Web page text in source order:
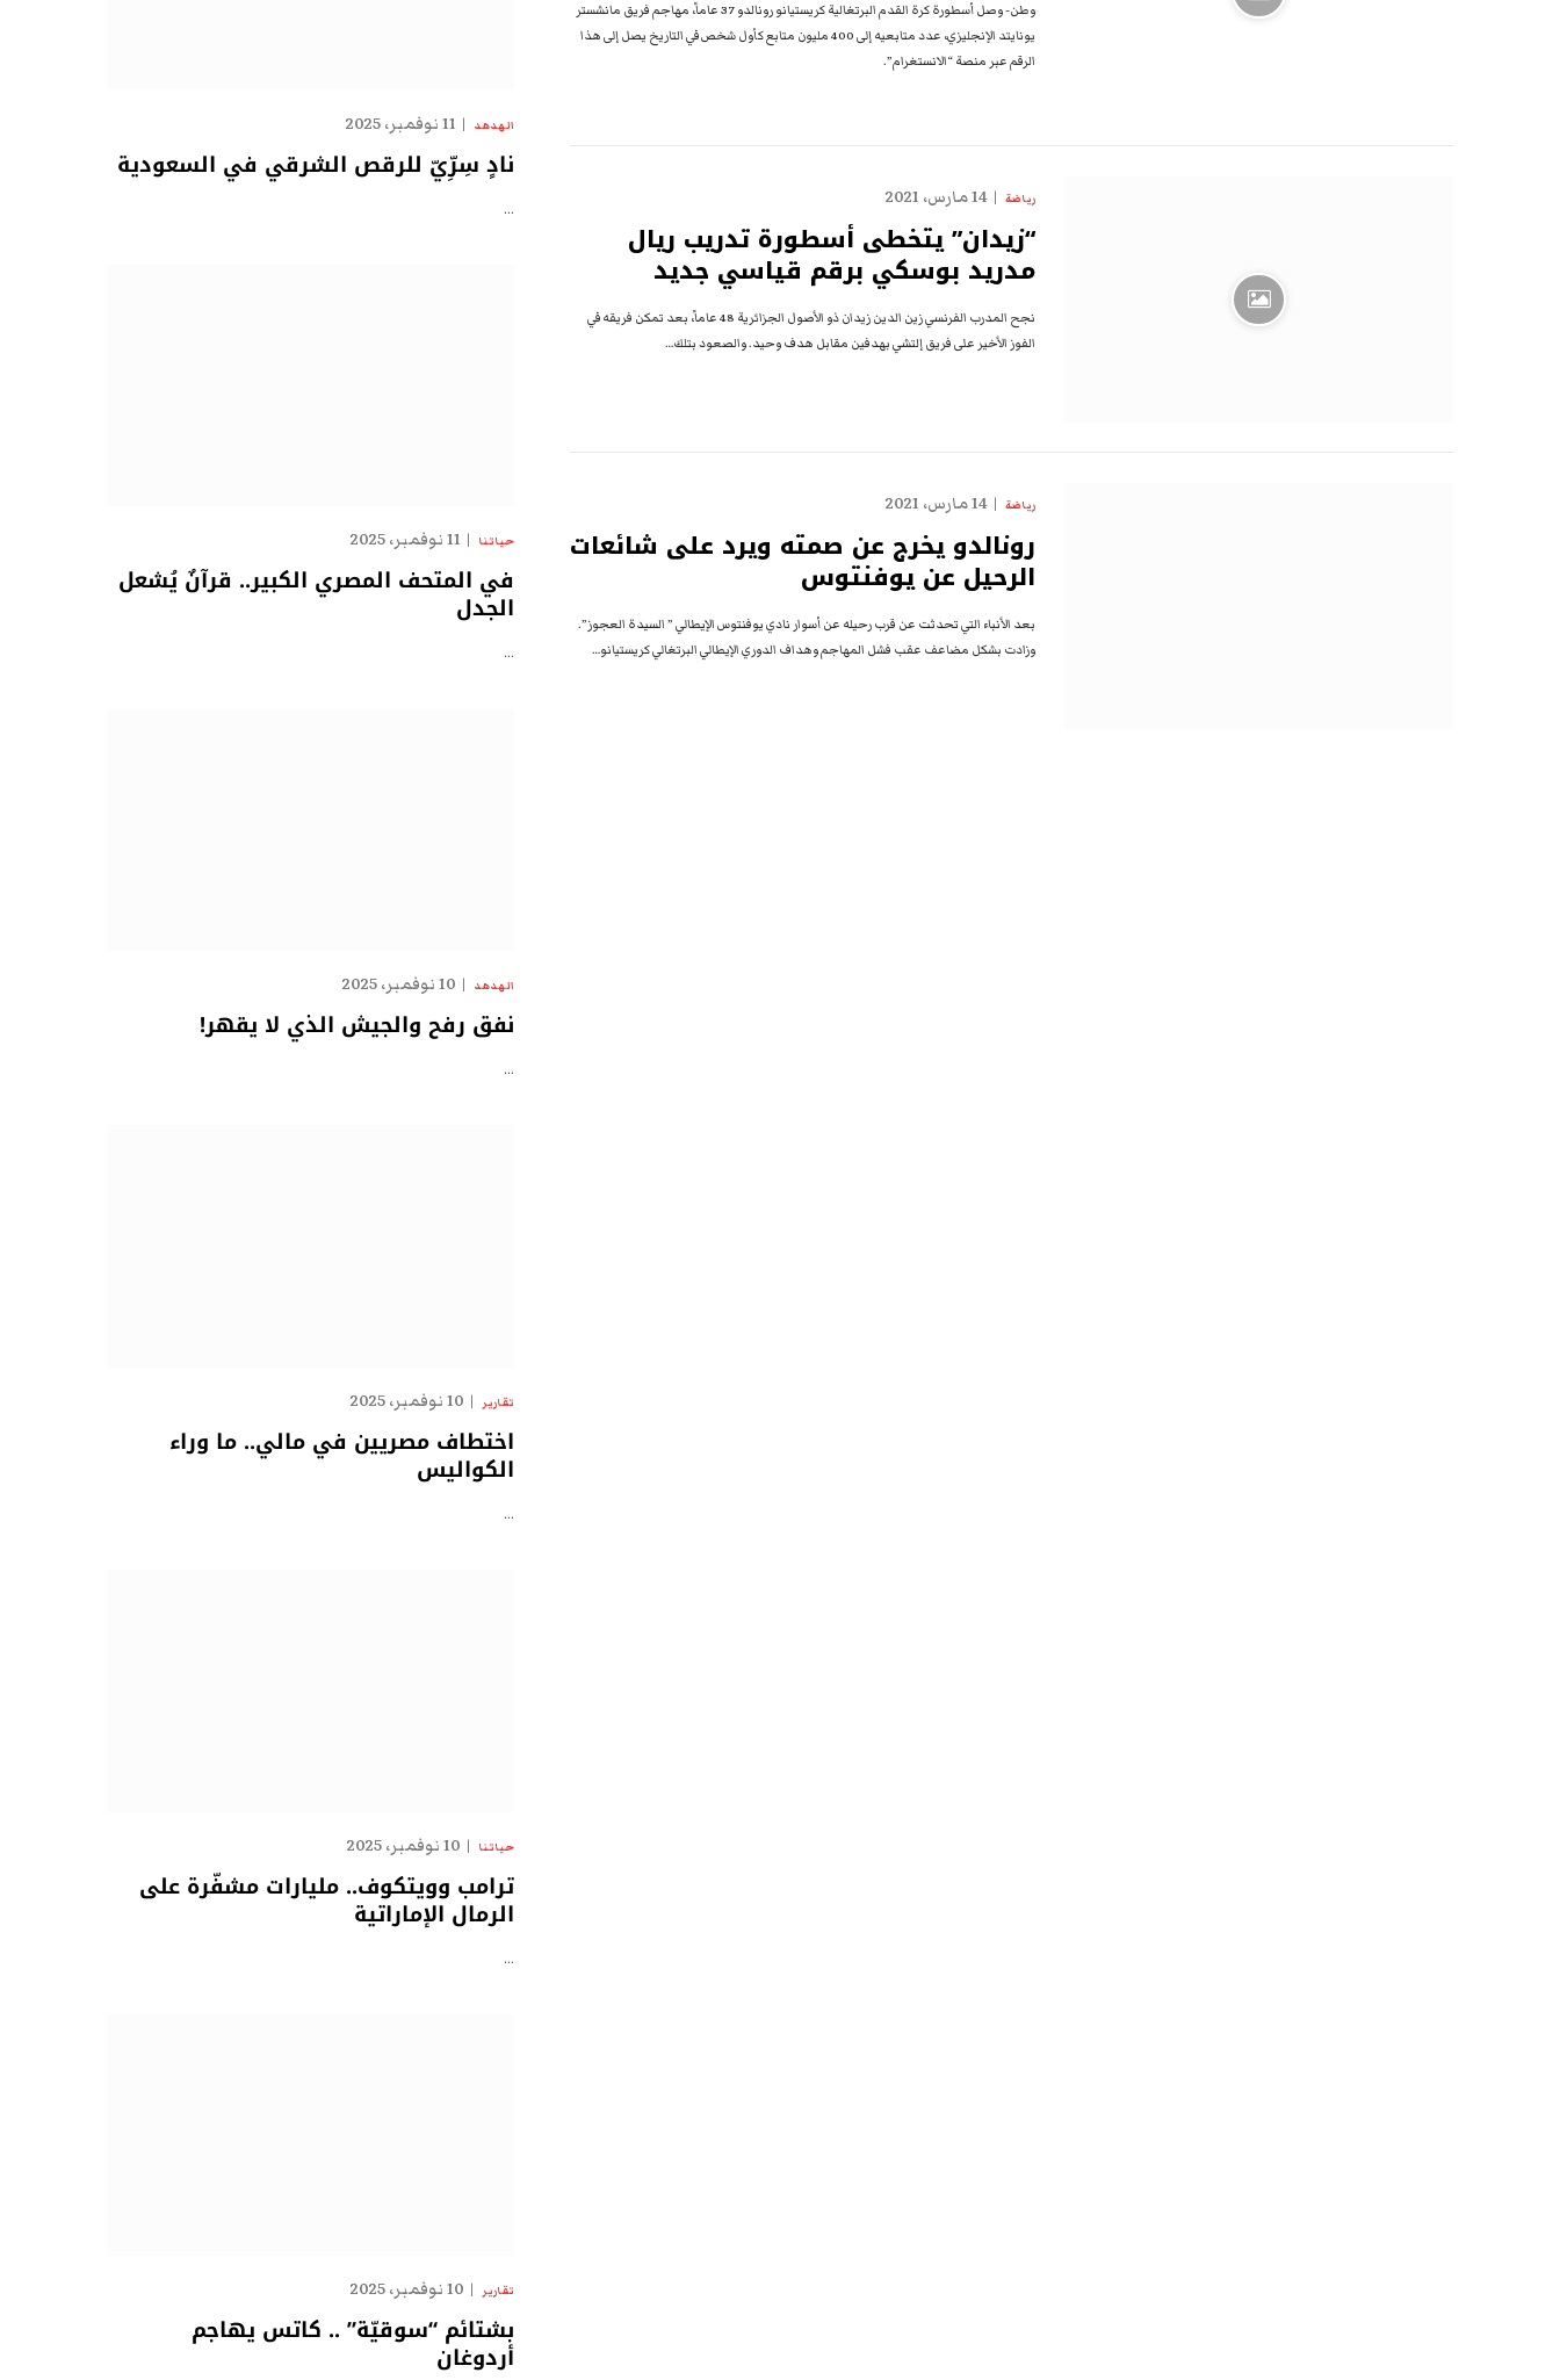
وطن- وصل أسطورة كرة القدم البرتغالية كريستيانو رونالدو 37 عاماً، مهاجم فريق مانشستر
يونايتد الإنجليزي، عدد متابعيه إلى 400 مليون متابع كأول شخص في التاريخ يصل إلى هذا
الرقم عبر منصة “الانستغرام”.
رياضة 14 مارس، 2021
“زيدان” يتخطى أسطورة تدريب ريال
مدريد بوسكي برقم قياسي جديد
نجح المدرب الفرنسي زين الدين زيدان ذو الأصول الجزائرية 48 عاماً، بعد تمكن فريقه في
الفوز الأخير على فريق إلتشي بهدفين مقابل هدف وحيد. والصعود بتلك…
رياضة 14 مارس، 2021
رونالدو يخرج عن صمته ويرد على شائعات
الرحيل عن يوفنتوس
بعد الأنباء التي تحدثت عن قرب رحيله عن أسوار نادي يوفنتوس الإيطالي ” السيدة العجوز”.
وزادت بشكل مضاعف عقب فشل المهاجم وهداف الدوري الإيطالي البرتغالي كريستيانو…
الهدهد 11 نوفمبر، 2025
نادٍ سِرِّيّ للرقص الشرقي في السعودية
…
حياتنا 11 نوفمبر، 2025
في المتحف المصري الكبير.. قرآنٌ يُشعل
الجدل
…
الهدهد 10 نوفمبر، 2025
نفق رفح والجيش الذي لا يقهر!
…
تقارير 10 نوفمبر، 2025
اختطاف مصريين في مالي.. ما وراء
الكواليس
…
حياتنا 10 نوفمبر، 2025
ترامب وويتكوف.. مليارات مشفّرة على
الرمال الإماراتية
…
تقارير 10 نوفمبر، 2025
بشتائم “سوقيّة” .. كاتس يهاجم
أردوغان